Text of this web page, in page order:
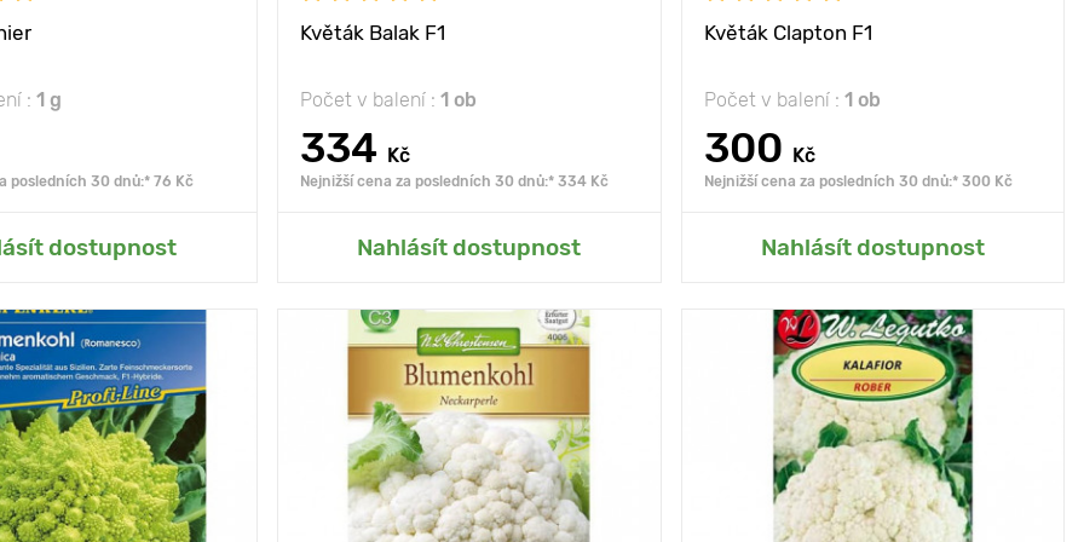
: 1 g
posledních 30 dnů:* 76 Kč
dostupnost
do mé zahrady
Květák Balak F1
Počet v balení : 1 ob
334 Kč
Nejnižší cena za posledních 30 dnů:* 334 Kč
Nahlásít dostupnost
Přidat do mé zahrady
Květák Clapton F1
Počet v balení : 1 ob
300 Kč
Nejnižší cena za posledních 30 dnů:* 300 Kč
Nahlásít dostupnost
Přidat do mé zahrady
prospěšné živiny
50 х 50 cm
slunce
vysoká produktivnost
Výška rostliny
Vzdálenost mezi
rostlinami
50 x 60 cm
slunce
Vlastnosti
má vysoké chuťové a
nutriční vlastnosti
Vzdálenost mezi
rostlinami
50 х 50 cm